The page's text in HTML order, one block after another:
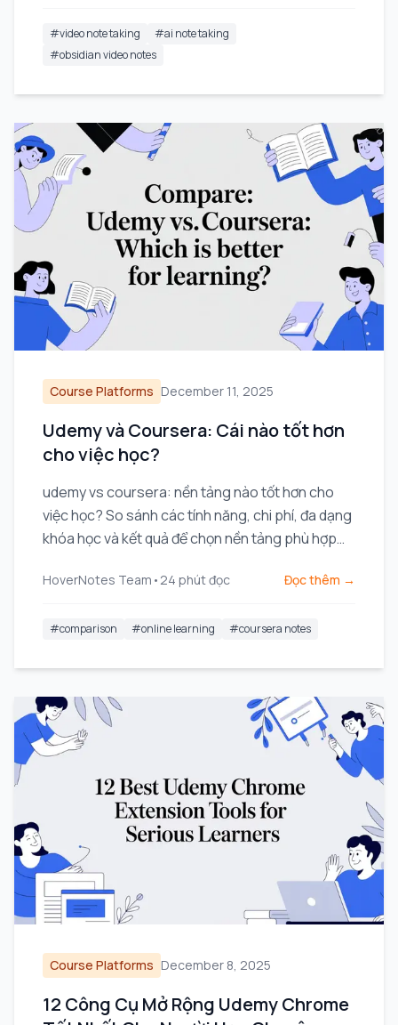
#video note taking #ai note taking
#obsidian video notes
Course Platforms December 11, 2025
Udemy và Coursera: Cái nào tốt hơn
cho việc học?
udemy vs coursera: nền tảng nào tốt hơn cho
việc học? So sánh các tính năng, chi phí, đa dạng
khóa học và kết quả để chọn nền tảng phù hợp
HoverNotes Team • 24 phút đọc Đọc thêm →
#comparison #online learning #coursera notes
Course Platforms December 8, 2025
12 Công Cụ Mở Rộng Udemy Chrome